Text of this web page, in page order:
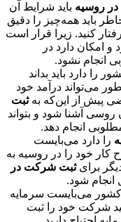
روسیه باید شرایط آن
باید همه‌چیز را دقیق
کنید. زیرا قرار است
امکان دارد در
انجام نشود.
دارد باید بداند
می‌تواند درآمد خود
پیش از این‌که به ثبت
روسی آشنا شود و بتواند
انجام دهد.
را دارد می‌بایست
کار خود را در روسیه به
برای ثبت شرکت در
شود.
کشور می‌بایست سرمایه
شرکت خود را ثبت